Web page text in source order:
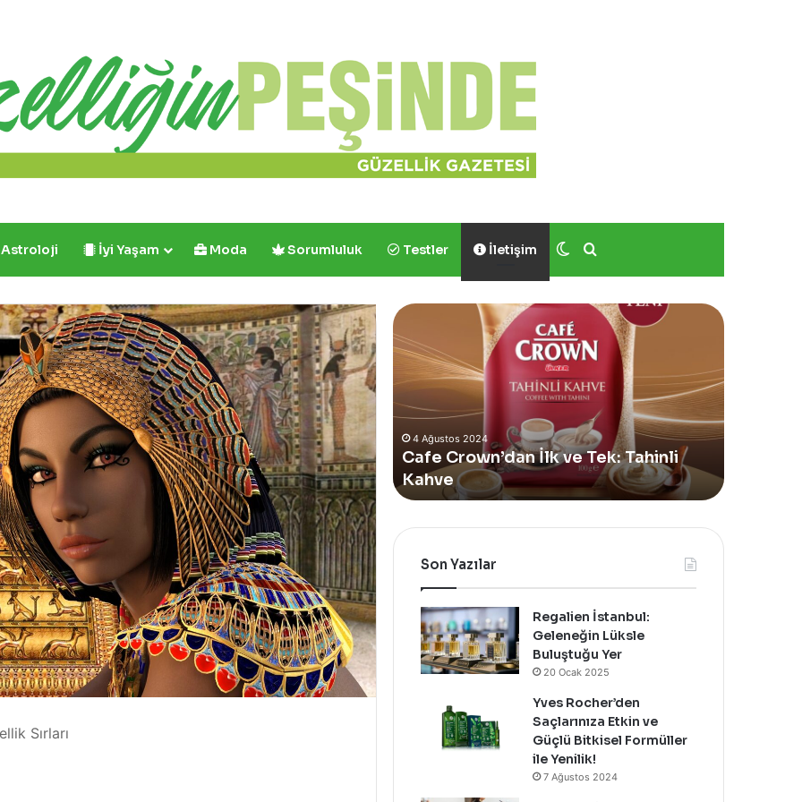
İyi Yaşam Moda Sorumluluk Testler İletişim Dış görünümü değiştir
Arama yap ...
Sırları
Üçlüsü Golden
Cafe
Crown’dan
İlk
ve
Tek:
Tahinli
Kahve
4 Ağustos 2024
Cafe Crown’dan İlk ve Tek: Tahinli
Kahve
Yves
Rocher,
Momo
Bodrum’da
Yer
Alan
Yeni
Summer
Pop-
Up
Mağazasını
Kutladı!
4 Ağustos 2024
Yves Rocher, Momo Bodrum’da
Alan Yeni Summer Pop-Up
Özel Bir Davet İle Kutladı!
Son Yazılar
Regalien İstanbul:
Geleneğin Lüksle
Buluştuğu Yer
20 Ocak 2025
Yves Rocher’den
Saçlarınıza Etkin ve
Güçlü Bitkisel Formüller
ile Yenilik!
7 Ağustos 2024